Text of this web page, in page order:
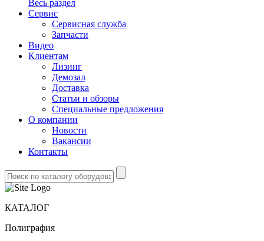
Весь раздел
Сервис
Сервисная служба
Запчасти
Видео
Клиентам
Лизинг
Демозал
Доставка
Статьи и обзоры
Специальные предложения
О компании
Новости
Вакансии
Контакты
КАТАЛОГ
Полиграфия